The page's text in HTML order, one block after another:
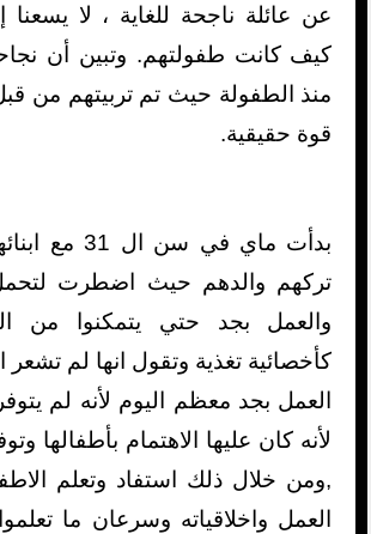
عن عائلة ناجحة للغاية ، لا يسعنا
كيف كانت طفولتهم. وتبين أن
منذ الطفولة حيث تم تربيتهم من
قوة حقيقية.
بدأت ماي في سن
تركهم والدهم حيث اضطرت
والعمل بجد حتي يتمكنوا من
كأخصائية تغذية وتقول انها لم تشعر
العمل بجد معظم اليوم لأنه لم
لأنه كان عليها الاهتمام بأطفالها
,ومن خلال ذلك استفاد وتعلم
العمل واخلاقياته وسرعان ما